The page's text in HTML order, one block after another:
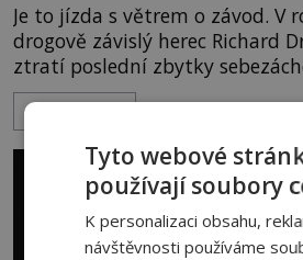
Je to jízda s větrem o závod. V
drogově závislý herec Richard
ztratí poslední zbytky
po silnicích ve svém mercedesu
řetězu. Vše vyvrcholí
napálí v plné rychlosti do stromu! Policie ve
následně nalezne schovaný
momentem se slavnému
ZOBRAZIT VÍCE
Tyto webové
používají soubory
K personalizaci obsahu,
návštěvnosti používáme